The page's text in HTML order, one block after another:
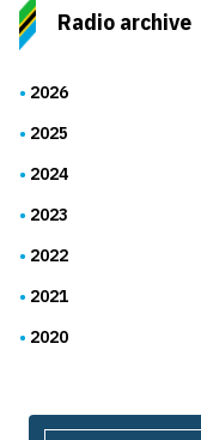
Radio archive
2026
2025
2024
2023
2022
2021
2020